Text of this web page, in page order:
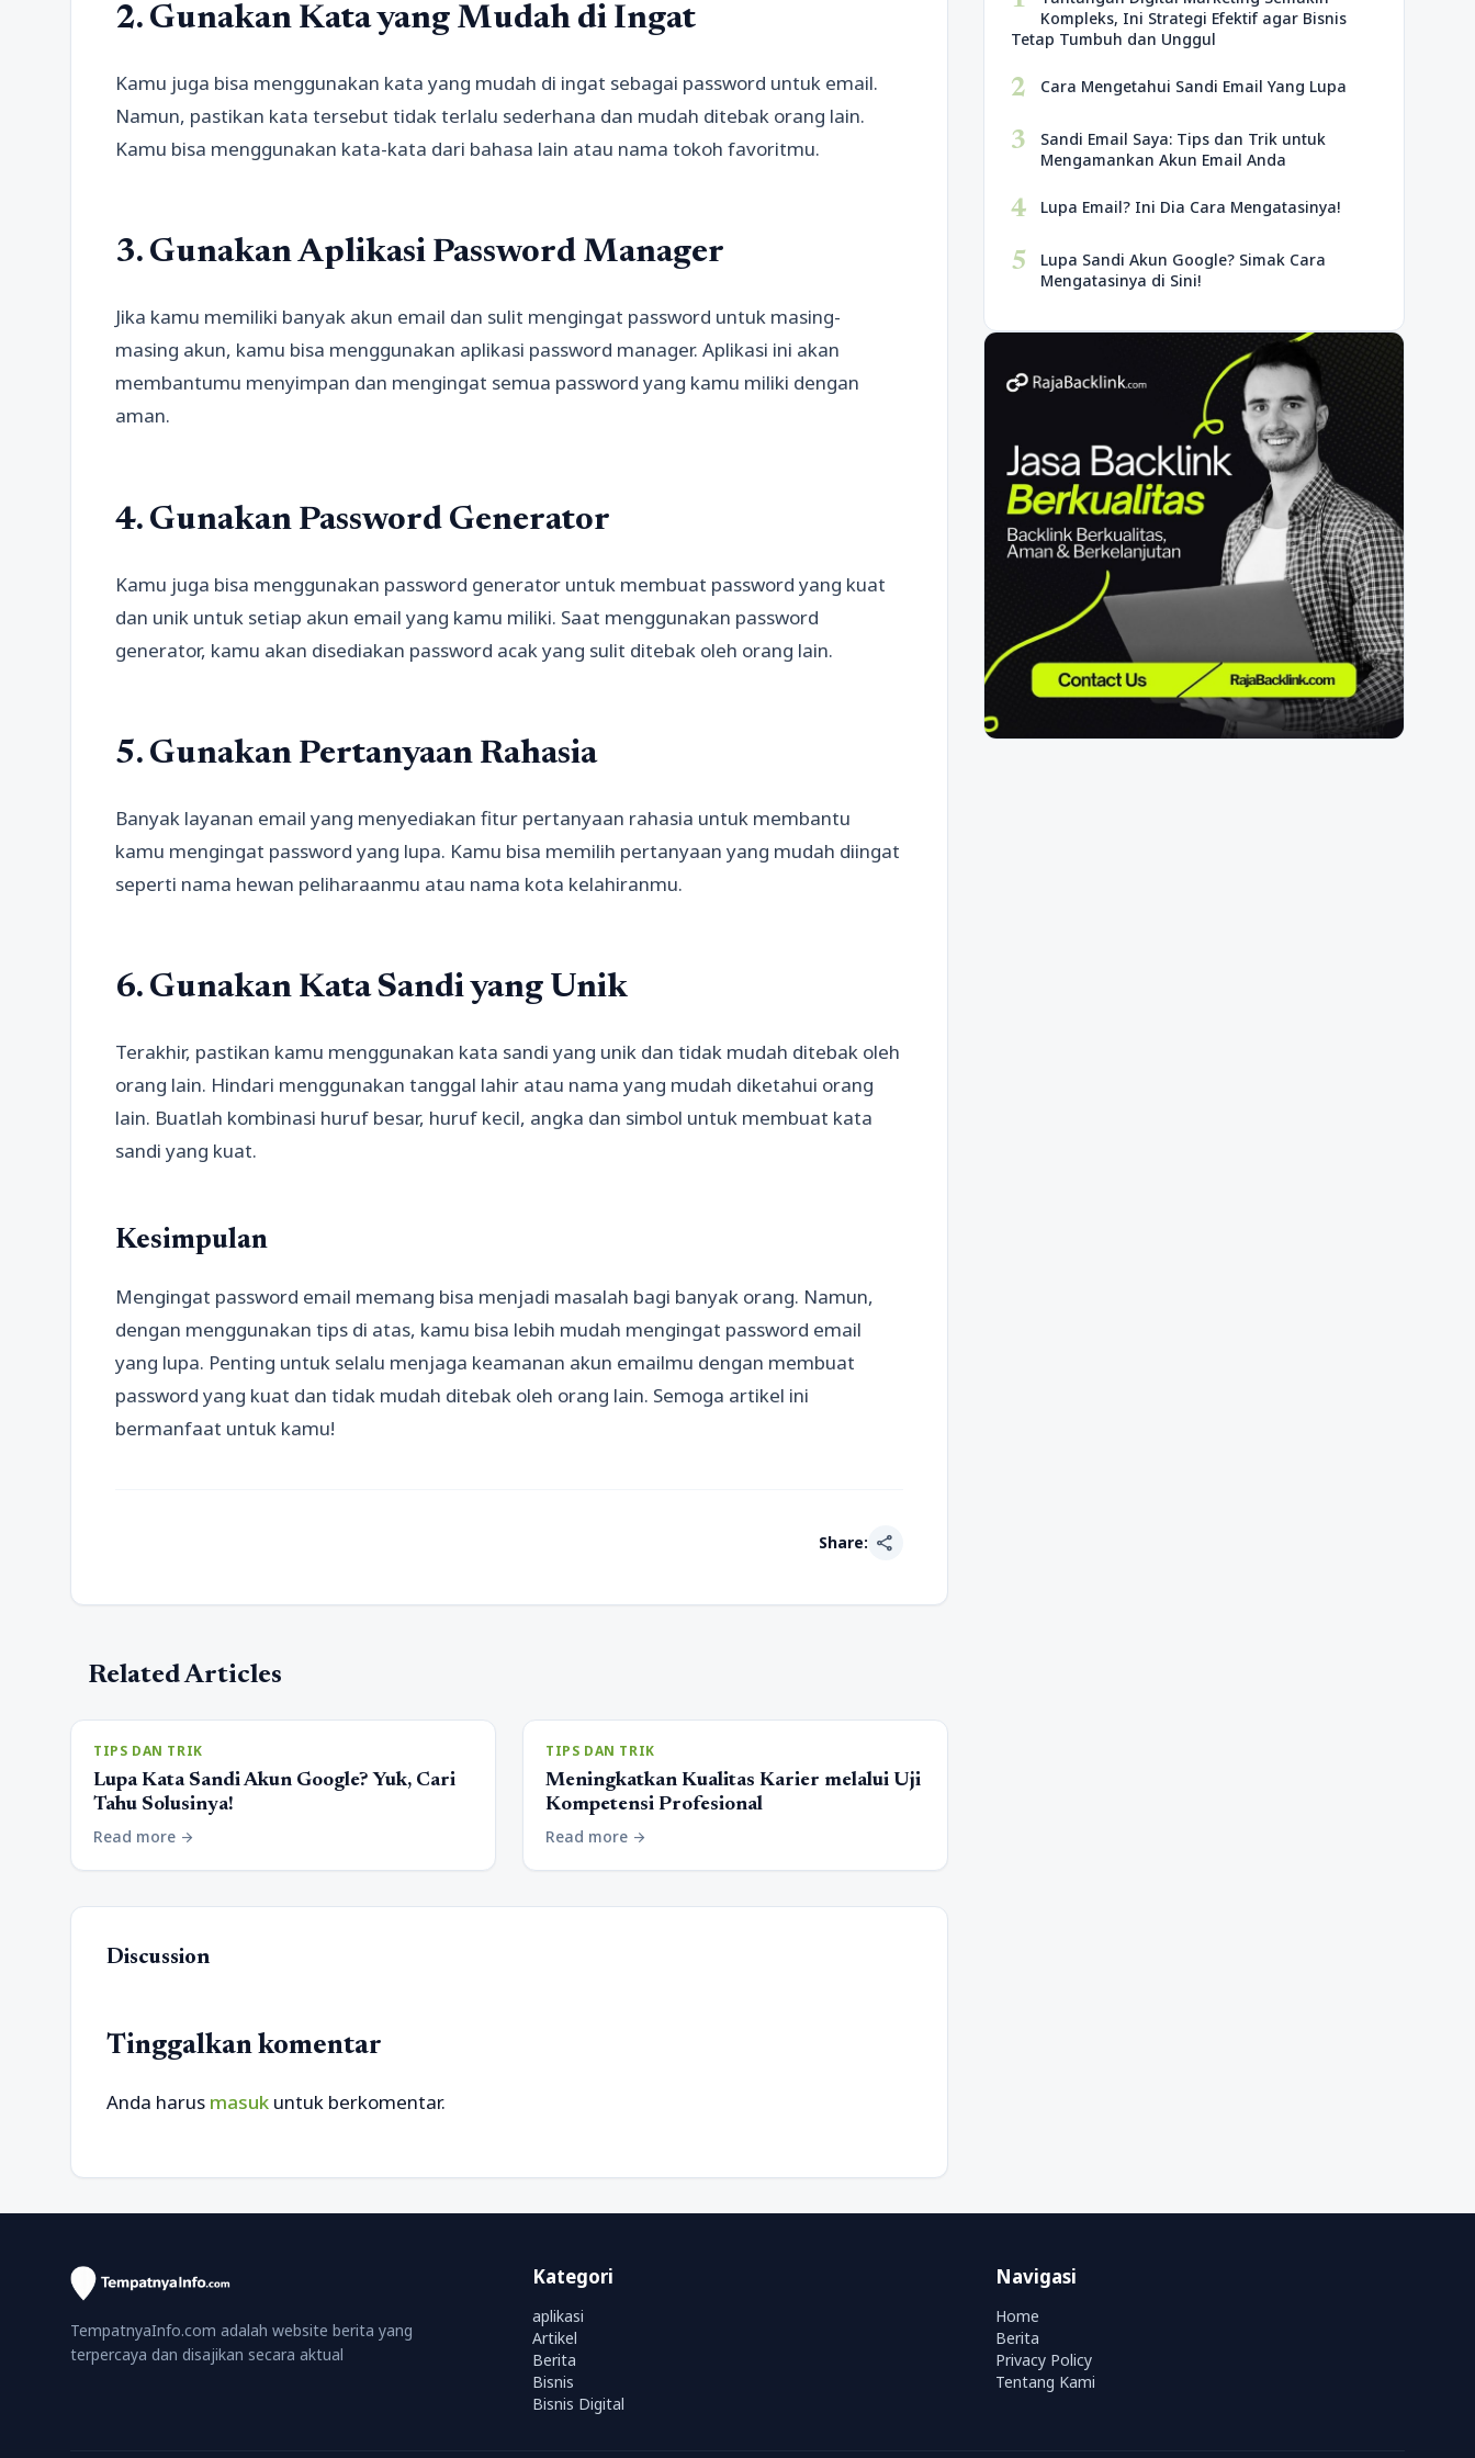
2. Gunakan Kata yang Mudah di Ingat
Kamu juga bisa menggunakan kata yang mudah di ingat sebagai password untuk email.
Namun, pastikan kata tersebut tidak terlalu sederhana dan mudah ditebak orang lain.
Kamu bisa menggunakan kata-kata dari bahasa lain atau nama tokoh favoritmu.
3. Gunakan Aplikasi Password Manager
Jika kamu memiliki banyak akun email dan sulit mengingat password untuk masing-
masing akun, kamu bisa menggunakan aplikasi password manager. Aplikasi ini akan
membantumu menyimpan dan mengingat semua password yang kamu miliki dengan
aman.
4. Gunakan Password Generator
Kamu juga bisa menggunakan password generator untuk membuat password yang kuat
dan unik untuk setiap akun email yang kamu miliki. Saat menggunakan password
generator, kamu akan disediakan password acak yang sulit ditebak oleh orang lain.
5. Gunakan Pertanyaan Rahasia
Banyak layanan email yang menyediakan fitur pertanyaan rahasia untuk membantu
kamu mengingat password yang lupa. Kamu bisa memilih pertanyaan yang mudah diingat
seperti nama hewan peliharaanmu atau nama kota kelahiranmu.
6. Gunakan Kata Sandi yang Unik
Terakhir, pastikan kamu menggunakan kata sandi yang unik dan tidak mudah ditebak oleh
orang lain. Hindari menggunakan tanggal lahir atau nama yang mudah diketahui orang
lain. Buatlah kombinasi huruf besar, huruf kecil, angka dan simbol untuk membuat kata
sandi yang kuat.
Kesimpulan
Mengingat password email memang bisa menjadi masalah bagi banyak orang. Namun,
dengan menggunakan tips di atas, kamu bisa lebih mudah mengingat password email
yang lupa. Penting untuk selalu menjaga keamanan akun emailmu dengan membuat
password yang kuat dan tidak mudah ditebak oleh orang lain. Semoga artikel ini
bermanfaat untuk kamu!
Share: share
Related Articles
TIPS DAN TRIK
Lupa Kata Sandi Akun Google? Yuk, Cari
Tahu Solusinya!
Read more arrow_forward
TIPS DAN TRIK
Meningkatkan Kualitas Karier melalui Uji
Kompetensi Profesional
Read more arrow_forward
Discussion
Tinggalkan komentar
Anda harus masuk untuk berkomentar.
Kompleks, Ini Strategi Efektif agar Bisnis
Tetap Tumbuh dan Unggul
2 Cara Mengetahui Sandi Email Yang Lupa
3
Sandi Email Saya: Tips dan Trik untuk
Mengamankan Akun Email Anda
4 Lupa Email? Ini Dia Cara Mengatasinya!
5
Lupa Sandi Akun Google? Simak Cara
Mengatasinya di Sini!
TempatnyaInfo.com adalah website berita yang
terpercaya dan disajikan secara aktual
Kategori
aplikasi
Artikel
Berita
Bisnis
Bisnis Digital
Navigasi
Home
Berita
Privacy Policy
Tentang Kami